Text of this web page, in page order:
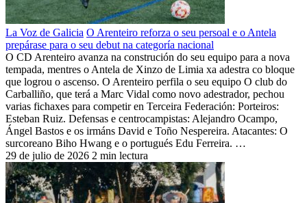
La Voz de Galicia O Arenteiro reforza o seu persoal e o Antela
prepárase para o seu debut na categoría nacional
O CD Arenteiro avanza na construción do seu equipo para a nova
tempada, mentres o Antela de Xinzo de Limia xa adestra co bloque
que logrou o ascenso. O Arenteiro perfila o seu equipo O club do
Carballiño, que terá a Marc Vidal como novo adestrador, pechou
varias fichaxes para competir en Terceira Federación: Porteiros:
Esteban Ruiz. Defensas e centrocampistas: Alejandro Ocampo,
Ángel Bastos e os irmáns David e Toño Nespereira. Atacantes: O
surcoreano Biho Hwang e o portugués Edu Ferreira. …
29 de julio de 2026 2 min lectura